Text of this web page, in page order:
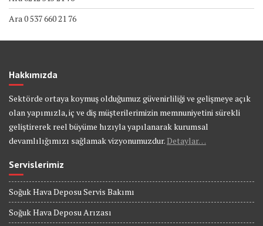
Ara 0 537 660 21 76
Hakkımızda
Sektörde ortaya koymuş olduğumuz güvenirliliği ve gelişmeye açık
olan yapımızla, iç ve diş müşterilerimizin memnuniyetini sürekli
geliştirerek reel büyüme hızıyla yapılanarak kurumsal
devamlılığımızı sağlamak vizyonumuzdur. Detaylar…
Servislerimiz
Soğuk Hava Deposu Servis Bakımı
Soğuk Hava Deposu Arızası